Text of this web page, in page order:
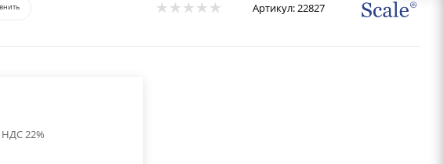
Артикул:22827
НДС 22%